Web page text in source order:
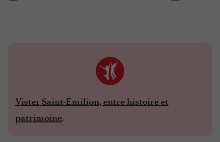
Vister Saint-Émilion, entre histoire et
patrimoine.